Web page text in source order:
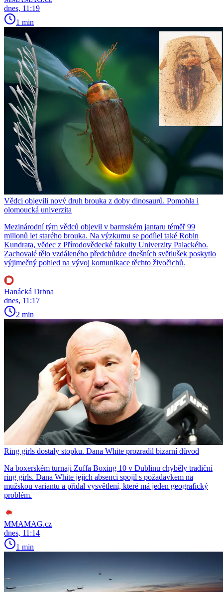
dnes, 11:19
1 min
Vědci objevili nový druh brouka z doby dinosaurů. Pomohla i
olomoucká univerzita
Mezinárodní tým vědců objevil v barmském jantaru téměř 99
milionů let starého brouka. Na výzkumu se podílel také Robin
Kundrata, vědec z Přírodovědecké fakulty Univerzity Palackého.
Zachovalé tělo vzdáleného předchůdce dnešních světlušek poskytlo
výjimečný pohled na vývoj komunikace těchto živočichů.
Hanácká Drbna
dnes, 11:17
2 min
Ring girls dostaly stopku. Dana White prozradil bizarní důvod
Na boxerském turnaji Zuffa Boxing 10 v Dublinu chyběly tradiční
ring girls. Dana White jejich absenci spojil s požadavkem na
mužskou variantu a přidal vysvětlení, které má jeden geografický
problém.
MMAMAG.cz
dnes, 11:14
1 min